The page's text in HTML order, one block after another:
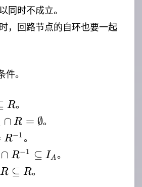
同时不成立。
，回路节点的自环也要一起
。
R。
\cap
=
∩ R = ∅。
1}
R−1。
\cap
1}
∩ R−1 ⊆ IA。
R
R ⊆ R。